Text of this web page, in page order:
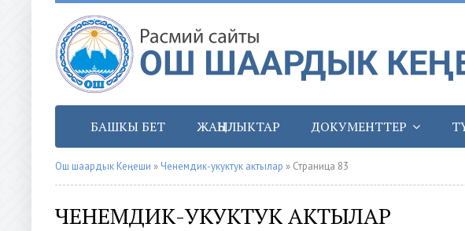
БАШКЫ БЕТ ЖАҢЫЛЫКТАР ДОКУМЕНТТЕР
Ош шаардык Кеңеши » Ченемдик-укуктук актылар » Страница 83
ЧЕНЕМДИК-УКУКТУК АКТЫЛАР